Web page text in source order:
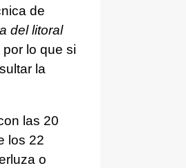
de
del litoral
lo que si
la
las 20
los 22
o